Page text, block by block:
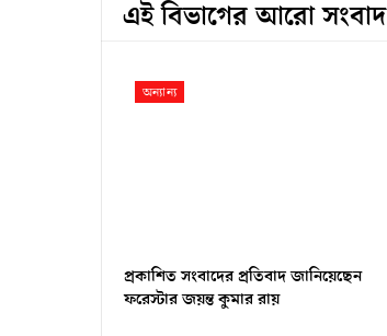
এই বিভাগের আরো সংবাদ
অন্যান্য
প্রকাশিত সংবাদের প্রতিবাদ জানিয়েছেন
ফরেস্টার জয়ন্ত কুমার রায়